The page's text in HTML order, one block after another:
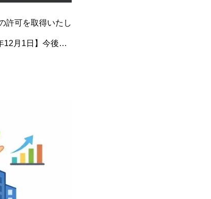
許可を取得いたし
12月1日】今後と